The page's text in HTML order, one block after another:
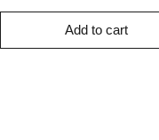
Add to cart